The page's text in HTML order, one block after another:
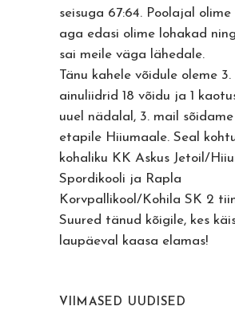
seisuga 67:64. Poolajal olime
aga edasi olime lohakad
sai meile väga lähedale.
Tänu kahele võidule oleme 3.
ainuliidrid 18 võidu ja 1
uuel nädalal, 3. mail
etapile Hiiumaale. Seal
kohaliku KK Askus Jetoil/
Spordikooli ja Rapla
Korvpallikool/Kohila SK 2
Suured tänud kõigile, kes
laupäeval kaasa elamas!
VIIMASED UUDISED